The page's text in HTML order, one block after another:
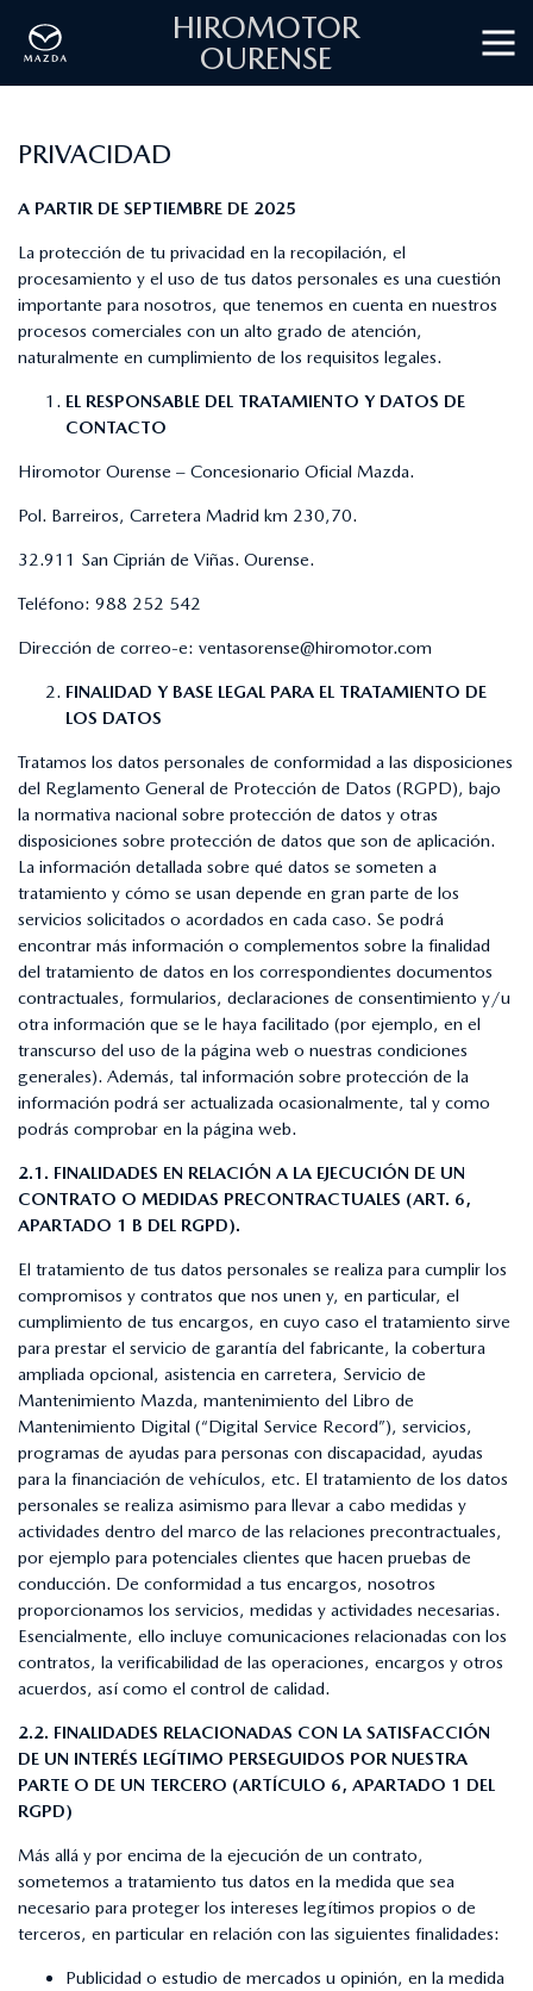
HIROMOTOR
OURENSE
PRIVACIDAD
A PARTIR DE SEPTIEMBRE DE 2025
La protección de tu privacidad en la recopilación, el
procesamiento y el uso de tus datos personales es una cuestión
importante para nosotros, que tenemos en cuenta en nuestros
procesos comerciales con un alto grado de atención,
naturalmente en cumplimiento de los requisitos legales.
EL RESPONSABLE DEL TRATAMIENTO Y DATOS DE
CONTACTO
Hiromotor Ourense – Concesionario Oficial Mazda.
Pol. Barreiros, Carretera Madrid km 230,70.
32.911 San Ciprián de Viñas. Ourense.
Teléfono: 988 252 542
Dirección de correo-e: ventasorense@hiromotor.com
FINALIDAD Y BASE LEGAL PARA EL TRATAMIENTO DE
LOS DATOS
Tratamos los datos personales de conformidad a las disposiciones
del Reglamento General de Protección de Datos (RGPD), bajo
la normativa nacional sobre protección de datos y otras
disposiciones sobre protección de datos que son de aplicación.
La información detallada sobre qué datos se someten a
tratamiento y cómo se usan depende en gran parte de los
servicios solicitados o acordados en cada caso. Se podrá
encontrar más información o complementos sobre la finalidad
del tratamiento de datos en los correspondientes documentos
contractuales, formularios, declaraciones de consentimiento y/u
otra información que se le haya facilitado (por ejemplo, en el
transcurso del uso de la página web o nuestras condiciones
generales). Además, tal información sobre protección de la
información podrá ser actualizada ocasionalmente, tal y como
podrás comprobar en la página web.
2.1. FINALIDADES EN RELACIÓN A LA EJECUCIÓN DE UN
CONTRATO O MEDIDAS PRECONTRACTUALES (ART. 6,
APARTADO 1 B DEL RGPD).
El tratamiento de tus datos personales se realiza para cumplir los
compromisos y contratos que nos unen y, en particular, el
cumplimiento de tus encargos, en cuyo caso el tratamiento sirve
para prestar el servicio de garantía del fabricante, la cobertura
ampliada opcional, asistencia en carretera, Servicio de
Mantenimiento Mazda, mantenimiento del Libro de
Mantenimiento Digital (“Digital Service Record”), servicios,
programas de ayudas para personas con discapacidad, ayudas
para la financiación de vehículos, etc. El tratamiento de los datos
personales se realiza asimismo para llevar a cabo medidas y
actividades dentro del marco de las relaciones precontractuales,
por ejemplo para potenciales clientes que hacen pruebas de
conducción. De conformidad a tus encargos, nosotros
proporcionamos los servicios, medidas y actividades necesarias.
Esencialmente, ello incluye comunicaciones relacionadas con los
contratos, la verificabilidad de las operaciones, encargos y otros
acuerdos, así como el control de calidad.
2.2. FINALIDADES RELACIONADAS CON LA SATISFACCIÓN
DE UN INTERÉS LEGÍTIMO PERSEGUIDOS POR NUESTRA
PARTE O DE UN TERCERO (ARTÍCULO 6, APARTADO 1 DEL
RGPD)
Más allá y por encima de la ejecución de un contrato,
sometemos a tratamiento tus datos en la medida que sea
necesario para proteger los intereses legítimos propios o de
terceros, en particular en relación con las siguientes finalidades:
Publicidad o estudio de mercados u opinión, en la medida